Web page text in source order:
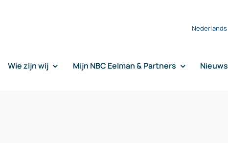
Nederlands
Wie zijn wij Mijn NBC Eelman & Partners Nieuws